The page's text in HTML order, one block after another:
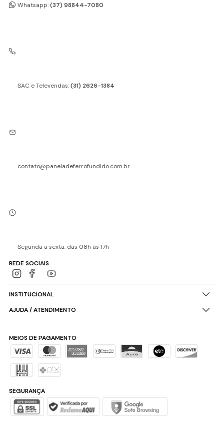
Whatsapp:(37) 98844-7080
SAC e Televendas:(31) 2626-1384
contato@paneladeferrofundido.com.br
Segunda a sexta, das 08h às 17h
REDE SOCIAIS
INSTITUCIONAL
AJUDA / ATENDIMENTO
MEIOS DE PAGAMENTO
SEGURANÇA